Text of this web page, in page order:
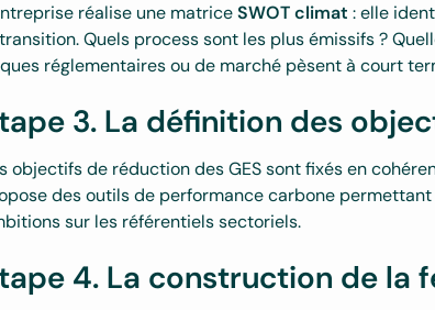
réalise une matriceSWOT climat: elle
Quels process sont les plus émissifs ?
réglementaires ou de marché pèsent à court
3. La définition des
objectifs de réduction des GES sont fixés en
des outils de performance carbone
sur les référentiels sectoriels.
4. La construction de la